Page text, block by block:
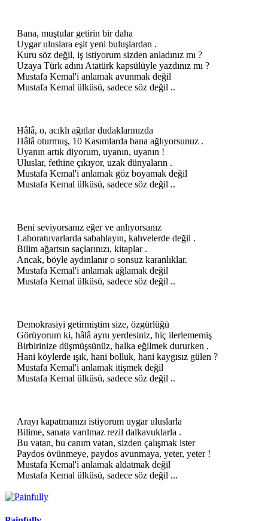
Bana, muştular getirin bir daha
Uygar uluslara eşit yeni buluşlardan .
Kuru söz değil, iş istiyorum sizden anladınız mı ?
Uzaya Türk adını Atatürk kapsülüyle yazdınız mı ?
Mustafa Kemal'i anlamak avunmak değil
Mustafa Kemal ülküsü, sadece söz değil ..
Hâlâ, o, acıklı ağıtlar dudaklarınızda
Hâlâ oturmuş, 10 Kasımlarda bana ağlıyorsunuz .
Uyanın artık diyorum, uyanın, uyanın !
Uluslar, fethine çıkıyor, uzak dünyaların .
Mustafa Kemal'i anlamak göz boyamak değil
Mustafa Kemal ülküsü, sadece söz değil ..
Beni seviyorsanız eğer ve anlıyorsanız
Laboratuvarlarda sabahlayın, kahvelerde değil .
Bilim ağartsın saçlarınızı, kitaplar .
Ancak, böyle aydınlanır o sonsuz karanlıklar.
Mustafa Kemal'i anlamak ağlamak değil
Mustafa Kemal ülküsü, sadece söz değil ..
Demokrasiyi getirmiştim size, özgürlüğü
Görüyorum ki, hâlâ aynı yerdesiniz, hiç ilerlememiş
Birbirinize düşmüşsünüz, halka eğilmek dururken .
Hani köylerde ışık, hani bolluk, hani kaygısız gülen ?
Mustafa Kemal'i anlamak itişmek değil
Mustafa Kemal ülküsü, sadece söz değil ..
Arayı kapatmanızı istiyorum uygar uluslarla
Bilime, sanata varılmaz rezil dalkavuklarla .
Bu vatan, bu canım vatan, sizden çalışmak ister
Paydos övünmeye, paydos avunmaya, yeter, yeter !
Mustafa Kemal'i anlamak aldatmak değil
Mustafa Kemal ülküsü, sadece söz değil ...​